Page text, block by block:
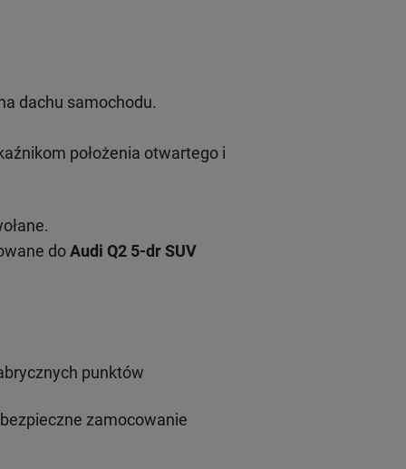
dachu samochodu.
położenia otwartego i
doAudi Q2 5-dr SUV
punktów
zamocowanie